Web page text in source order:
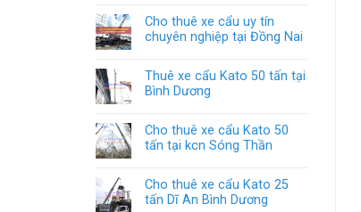
Cho thuê xe cẩu uy tín
chuyên nghiệp tại Đồng Nai
Thuê xe cẩu Kato 50 tấn tại
Bình Dương
Cho thuê xe cẩu Kato 50
tấn tại kcn Sóng Thần
Cho thuê xe cẩu Kato 25
tấn Dĩ An Bình Dương